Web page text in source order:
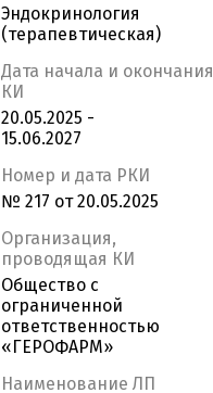
Эндокринология
(терапевтическая)
Дата начала и окончания
КИ
20.05.2025 -
15.06.2027
Номер и дата РКИ
№ 217 от 20.05.2025
Организация,
проводящая КИ
Общество с
ограниченной
ответственностью
«ГЕРОФАРМ»
Наименование ЛП